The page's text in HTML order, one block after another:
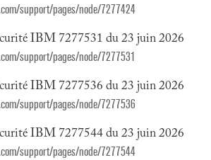
support/pages/node/7277424
IBM 7277531 du 23 juin 2026
support/pages/node/7277531
IBM 7277536 du 23 juin 2026
support/pages/node/7277536
IBM 7277544 du 23 juin 2026
support/pages/node/7277544